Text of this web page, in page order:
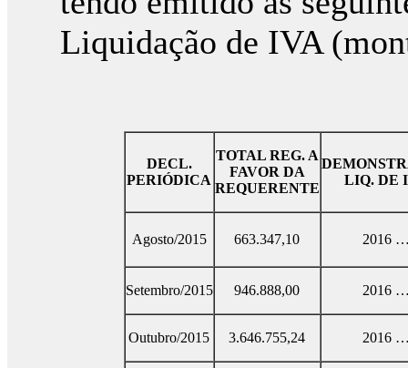
Liquidação de IVA
DECL.
PERIÓDICA
TOTAL REG. A
FAVOR DA
REQUERENTE
LIQ. DE
Agosto/2015 663.347,10 2016
Setembro/2015 946.888,00 2016
Outubro/2015 3.646.755,24 2016